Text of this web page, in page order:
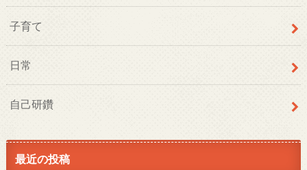
子育て
日常
自己研鑽
最近の投稿